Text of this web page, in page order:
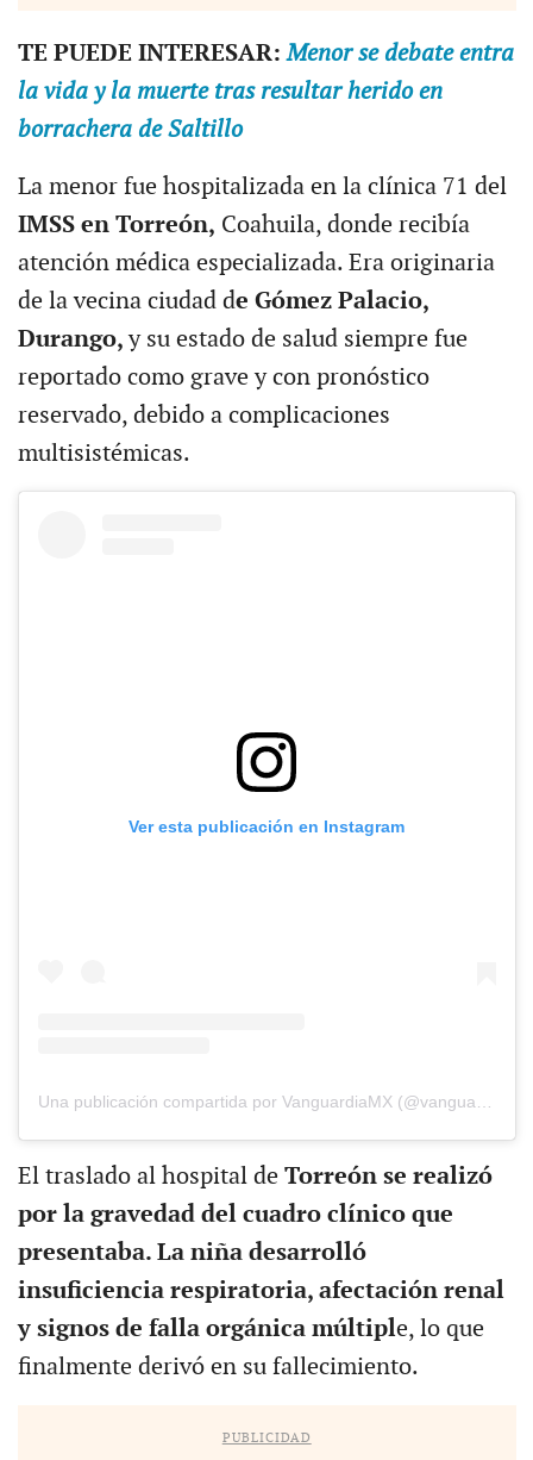
TE PUEDE INTERESAR: Menor se debate entra
la vida y la muerte tras resultar herido en
borrachera de Saltillo
La menor fue hospitalizada en la clínica 71 del
IMSS en Torreón, Coahuila, donde recibía
atención médica especializada. Era originaria
de la vecina ciudad de Gómez Palacio,
Durango,y su estado de salud siempre fue
reportado como grave y con pronóstico
reservado, debido a complicaciones
multisistémicas.
Ver esta publicación en Instagram
El traslado al hospital de Torreón se realizó
por la gravedad del cuadro clínico que
presentaba. La niña desarrolló
insuficiencia respiratoria, afectación renal
y signos de falla orgánica múltiple, lo que
finalmente derivó en su fallecimiento.
PUBLICIDAD